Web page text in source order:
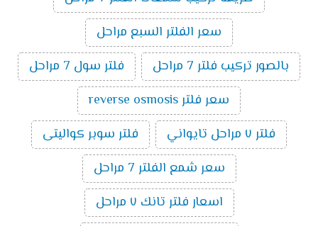
سعر الفلتر السبع مراحل
بالصور تركيب فلتر 7 مراحل
فلتر سول 7 مراحل
سعر فلتر reverse osmosis
فلتر ٧ مراحل تايواني
فلتر سوبر كواليتى
سعر شمع الفلتر 7 مراحل
اسعار فلتر تانك ٧ مراحل